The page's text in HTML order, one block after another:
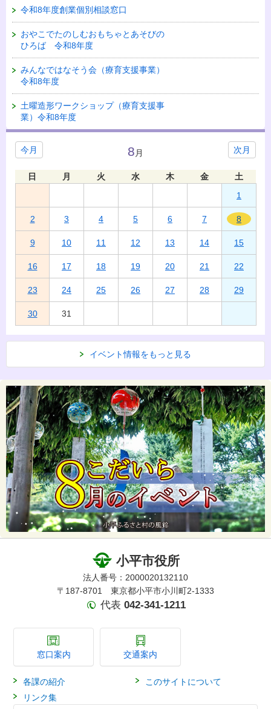
令和8年度創業個別相談窓口
おやこでたのしむおもちゃとあそびの
ひろば 令和8年度
みんなではなそう会（療育支援事業）
令和8年度
土曜造形ワークショップ（療育支援事
業）令和8年度
今月 次月
8 月
日 月 火 水 木 金
土
1
2 3 4 5 6 7 8
9 10 11 12 13 14 15
16 17 18 19 20 21 22
23 24 25 26 27 28 29
30 31
イベント情報をもっと見る
小平市役所
法人番号：2000020132110
〒187-8701 東京都小平市小川町2-1333
代表 042-341-1211
窓口案内 交通案内
各課の紹介
このサイトについて
リンク集